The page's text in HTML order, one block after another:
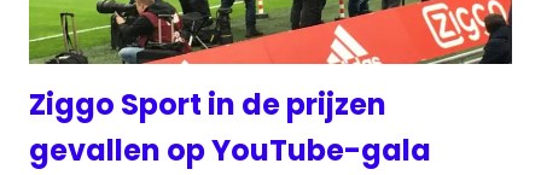
Ziggo Sport in de prijzen
gevallen op YouTube-gala